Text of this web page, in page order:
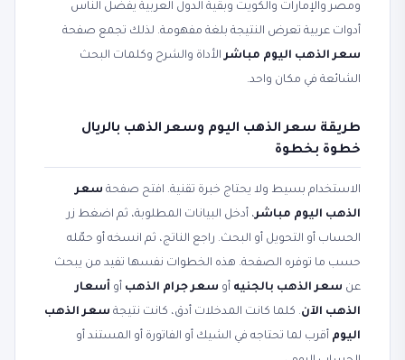
ومصر والإمارات والكويت وبقية الدول العربية يفضّل الناس
أدوات عربية تعرض النتيجة بلغة مفهومة. لذلك تجمع صفحة
سعر الذهب اليوم مباشرالأداة والشرح وكلمات البحث
الشائعة في مكان واحد.
طريقة سعر الذهب اليوم وسعر الذهب بالريال
خطوة بخطوة
الاستخدام بسيط ولا يحتاج خبرة تقنية. افتح صفحة سعر
الذهب اليوم مباشر، أدخل البيانات المطلوبة، ثم اضغط زر
الحساب أو التحويل أو البحث. راجع الناتج، ثم انسخه أو حمّله
حسب ما توفره الصفحة. هذه الخطوات نفسها تفيد من يبحث
عن سعر الذهب بالجنيه أو سعر جرام الذهب أو أسعار
الذهب الآن. كلما كانت المدخلات أدق، كانت نتيجة سعر الذهب
اليوم أقرب لما تحتاجه في الشيك أو الفاتورة أو المستند أو